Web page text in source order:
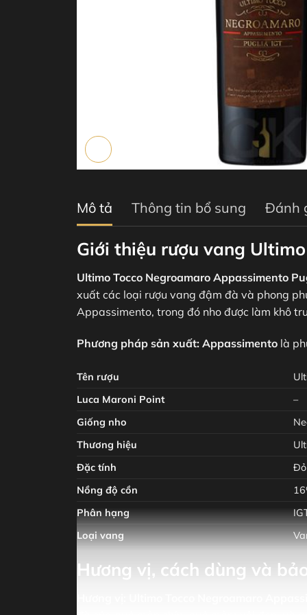
Mô tả Thông tin bổ sung Đánh
Giới thiệu rượu vang
Ultimo Tocco Negroamaro Appassimento
xuất các loại rượu vang đậm đà và phong
Appassimento, trong đó nho được làm khô
Phương pháp sản xuất: Appassimento là
Tên rượu
Luca Maroni Point
–
Giống nho
Thương hiệu
Đặc tính
Nồng độ cồn
Phân hạng
Loại vang
Hương vị, cách dùng và